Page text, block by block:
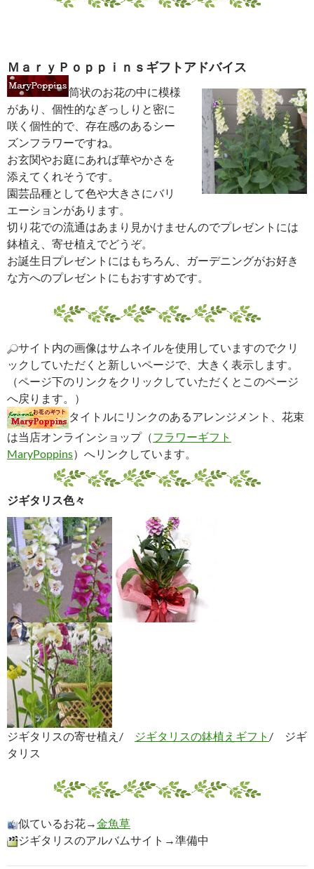
ＭａｒｙＰｏｐｐｉｎｓギフトアドバイス
筒状のお花の中に模様
があり、個性的なぎっしりと密に
咲く個性的で、存在感のあるシー
ズンフラワーですね。
お玄関やお庭にあれば華やかさを
添えてくれそうです。
園芸品種として色や大きさにバリ
エーションがあります。
切り花での流通はあまり見かけませんのでプレゼントには
鉢植え、寄せ植えでどうぞ。
お誕生日プレゼントにはもちろん、ガーデニングがお好き
な方へのプレゼントにもおすすめです。
サイト内の画像はサムネイルを使用していますのでクリ
ックしていただくと新しいページで、大きく表示します。
（ページ下のリンクをクリックしていただくとこのページ
へ戻ります。）
タイトルにリンクのあるアレンジメント、花束
は当店オンラインショップ（フラワーギフト
MaryPoppins）へリンクしています。
ジギタリス色々
ジギタリスの寄せ植え/ ジギタリスの鉢植えギフト / ジギ
タリス
似ているお花→金魚草
ジギタリスのアルバムサイト→準備中